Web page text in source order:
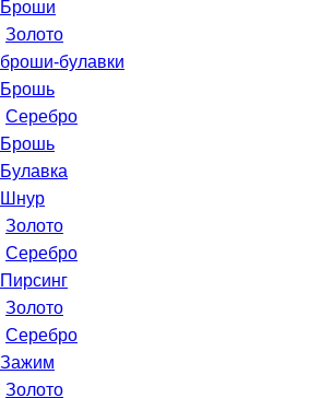
Броши
Золото
броши-булавки
Брошь
Серебро
Брошь
Булавка
Шнур
Золото
Серебро
Пирсинг
Золото
Серебро
Зажим
Золото